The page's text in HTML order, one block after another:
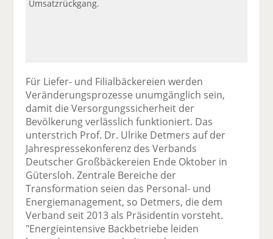
Umsatzrückgang.
Für Liefer- und Filialbäckereien werden
Veränderungsprozesse unumgänglich sein,
damit die Versorgungssicherheit der
Bevölkerung verlässlich funktioniert. Das
unterstrich Prof. Dr. Ulrike Detmers auf der
Jahrespressekonferenz des Verbands
Deutscher Großbäckereien Ende Oktober in
Gütersloh. Zentrale Bereiche der
Transformation seien das Personal- und
Energiemanagement, so Detmers, die dem
Verband seit 2013 als Präsidentin vorsteht.
"Energieintensive Backbetriebe leiden